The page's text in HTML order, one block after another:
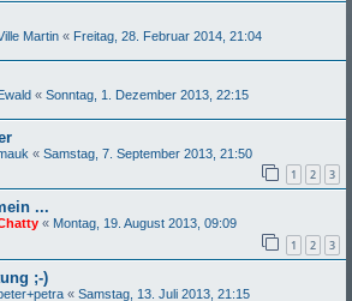
Martin « Freitag, 28. Februar 2014, 21:04
« Sonntag, 1. Dezember 2013, 22:15
« Samstag, 7. September 2013, 21:50
1 2 3
...
« Montag, 19. August 2013, 09:09
1 2 3
;-)
« Samstag, 13. Juli 2013, 21:15